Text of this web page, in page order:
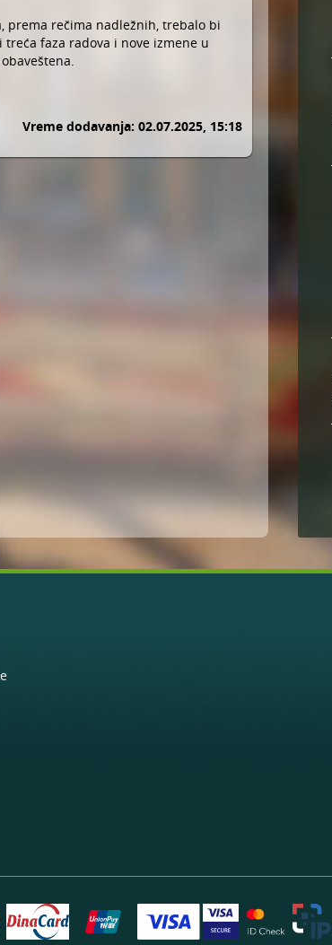
prema rečima nadležnih, trebalo bi
faza radova i nove izmene u
Vreme dodavanja: 02.07.2025, 15:18